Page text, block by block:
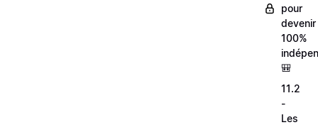
pour
devenir
100%
🎒
11.2
-
Les